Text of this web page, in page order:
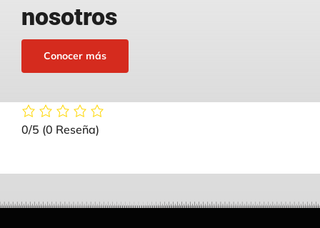
nosotros
Conocer más
0/5 (0 Reseña)